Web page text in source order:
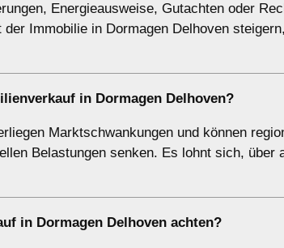
Energieausweise, Gutachten oder
Immobilie in Dormagen Delhoven
in Dormagen Delhoven?
Marktschwankungen und können
Belastungen senken. Es lohnt sich,
in Dormagen Delhoven achten?